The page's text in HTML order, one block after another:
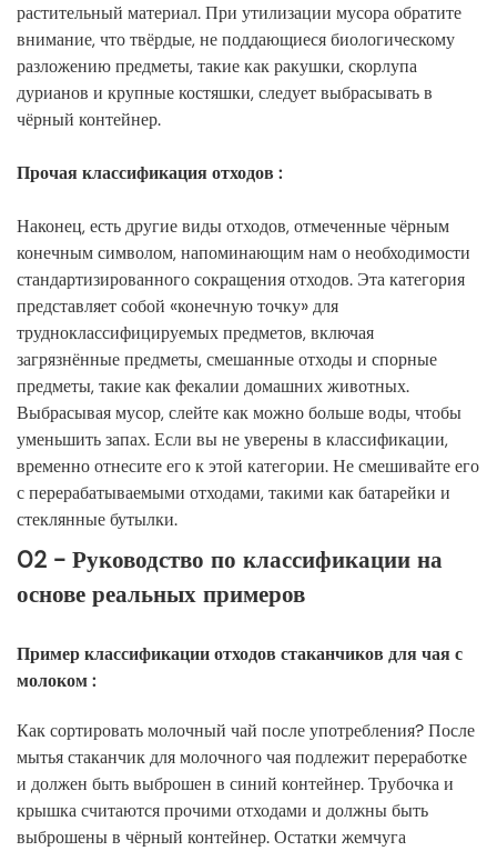
растительный материал. При утилизации мусора обратите
внимание, что твёрдые, не поддающиеся биологическому
разложению предметы, такие как ракушки, скорлупа
дурианов и крупные костяшки, следует выбрасывать в
чёрный контейнер.
Прочая классификация отходов :
Наконец, есть другие виды отходов, отмеченные чёрным
конечным символом, напоминающим нам о необходимости
стандартизированного сокращения отходов. Эта категория
представляет собой «конечную точку» для
трудноклассифицируемых предметов, включая
загрязнённые предметы, смешанные отходы и спорные
предметы, такие как фекалии домашних животных.
Выбрасывая мусор, слейте как можно больше воды, чтобы
уменьшить запах. Если вы не уверены в классификации,
временно отнесите его к этой категории. Не смешивайте его
с перерабатываемыми отходами, такими как батарейки и
стеклянные бутылки.
02 - Руководство по классификации на
основе реальных примеров
Пример классификации отходов стаканчиков для чая с
молоком:
Как сортировать молочный чай после употребления? После
мытья стаканчик для молочного чая подлежит переработке
и должен быть выброшен в синий контейнер. Трубочка и
крышка считаются прочими отходами и должны быть
выброшены в чёрный контейнер. Остатки жемчуга